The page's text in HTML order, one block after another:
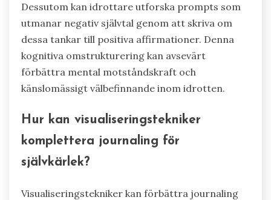
Dessutom kan idrottare utforska prompts som
utmanar negativ självtal genom att skriva om
dessa tankar till positiva affirmationer. Denna
kognitiva omstrukturering kan avsevärt
förbättra mental motståndskraft och
känslomässigt välbefinnande inom idrotten.
Hur kan visualiseringstekniker
komplettera journaling för
självkärlek?
Visualiseringstekniker kan förbättra journaling